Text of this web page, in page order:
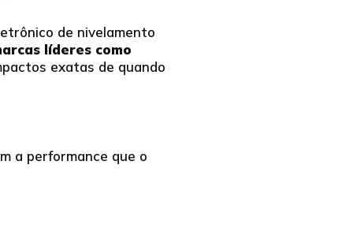
de nivelamento
líderes como
exatas de quando
a performance que o